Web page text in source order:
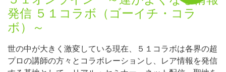
発信 ５１コラボ（ゴーイチ・コラ
ボ）～
世の中が大きく激変している現在、５１コラボは各界の超
プロの講師の方々とコラボレーションし、レア情報を発信